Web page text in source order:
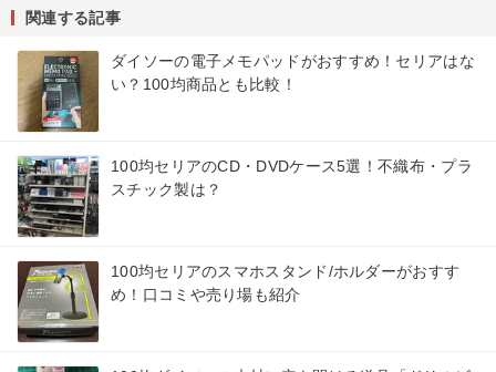
関連する記事
ダイソーの電子メモパッドがおすすめ！セリアはな
い？100均商品とも比較！
100均セリアのCD・DVDケース5選！不織布・プラ
スチック製は？
100均セリアのスマホスタンド/ホルダーがおすす
め！口コミや売り場も紹介